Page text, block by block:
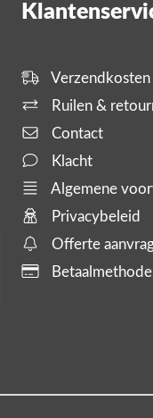
Verzendkosten
Ruilen &
Contact
Klacht
Algemene
Privacybeleid
Offerte